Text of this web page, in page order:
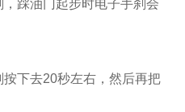
踩油门起步时电子手刹会
下去20秒左右，然后再把